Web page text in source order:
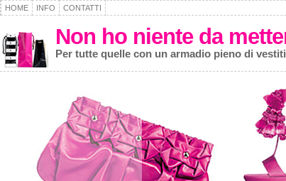
HOME INFO CONTATTI
Non ho niente da
Per tutte quelle con un armadio pieno di